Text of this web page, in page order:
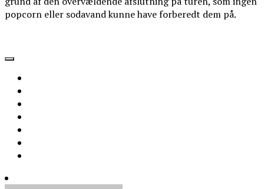
popcorn eller sodavand kunne have forberedt dem på.